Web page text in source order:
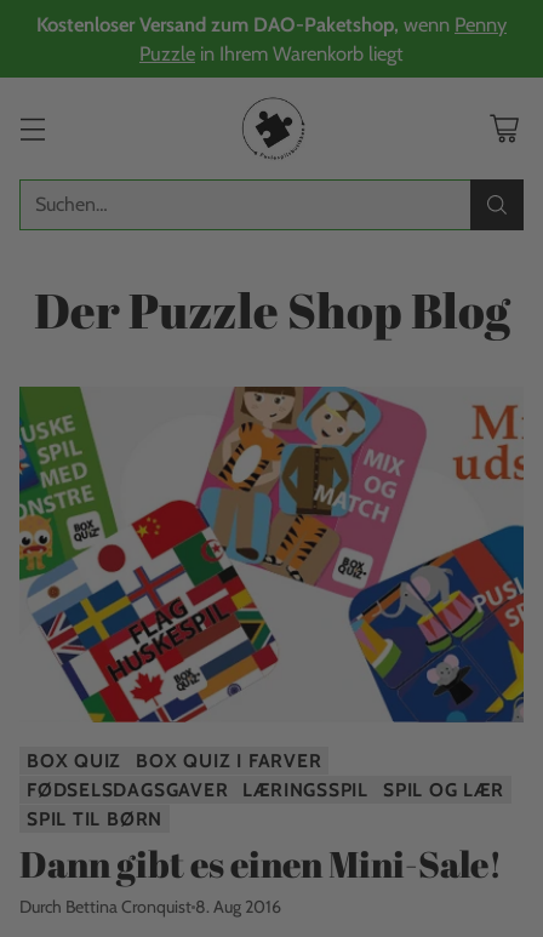
Kostenloser Versand zum DAO-Paketshop, wenn Penny
Puzzle in Ihrem Warenkorb liegt
Suchen…
Der Puzzle Shop Blog
BOX QUIZ
BOX QUIZ I FARVER
FØDSELSDAGSGAVER
LÆRINGSSPIL
SPIL OG LÆR
SPIL TIL BØRN
Dann gibt es einen Mini-Sale!
Durch Bettina Cronquist 8. Aug 2016